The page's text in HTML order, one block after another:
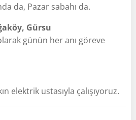
da, Pazar sabahı da.
Gürsu
günün her anı göreve
elektrik ustasıyla çalışıyoruz.